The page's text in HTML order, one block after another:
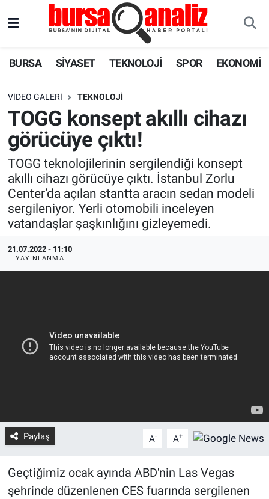
BURSA SİYASET TEKNOLOJİ SPOR EKONOMİ
VIDEO GALERI TEKNOLOJI
TOGG konsept akıllı cihazı
görücüye çıktı!
TOGG teknolojilerinin sergilendiği konsept
akıllı cihazı görücüye çıktı. İstanbul Zorlu
Center’da açılan stantta aracın sedan modeli
sergileniyor. Yerli otomobili inceleyen
vatandaşlar şaşkınlığını gizleyemedi.
21.07.2022 - 11:10
YAYINLANMA
Paylaş A- A+
Geçtiğimiz ocak ayında ABD'nin Las Vegas
şehrinde düzenlenen CES fuarında sergilenen
TEKNOLOJİ
SPOR
EKONOMİ
SAĞLIK
ASTROLOJİ
BLOG
Trafik Durumu
Süper Lig Puan Durumu ve Fikstür
Tüm Manşetler
Son Dakika Haberleri
Haber Arşivi